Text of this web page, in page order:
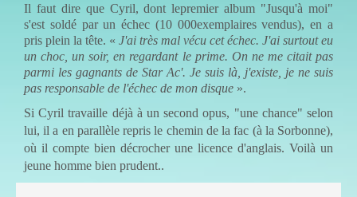
Il faut dire que Cyril, dont lepremier album "Jusqu'à moi"
s'est soldé par un échec (10 000exemplaires vendus), en a
pris plein la tête. « J'ai très mal vécu cet échec. J'ai surtout eu
un choc, un soir, en regardant le prime. On ne me citait pas
parmi les gagnants de Star Ac'. Je suis là, j'existe, je ne suis
pas responsable de l'échec de mon disque ».
Si Cyril travaille déjà à un second opus, "une chance" selon
lui, il a en parallèle repris le chemin de la fac (à la Sorbonne),
où il compte bien décrocher une licence d'anglais. Voilà un
jeune homme bien prudent..